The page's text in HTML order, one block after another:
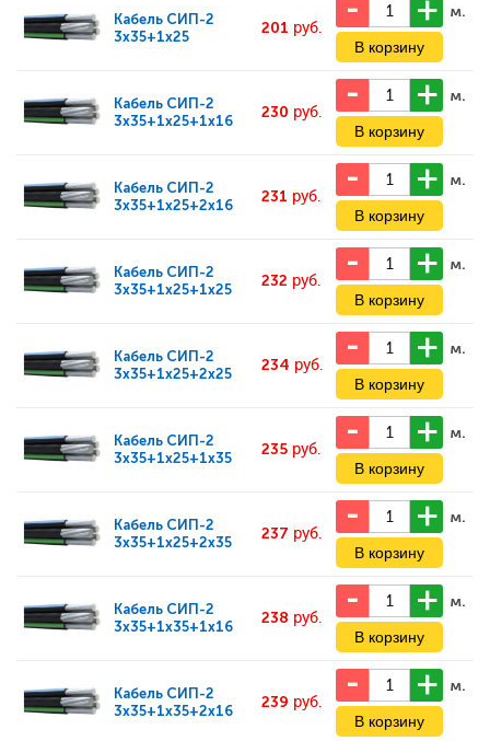
Кабель СИП-2
3x35+1x25
201 руб.
м.
Кабель СИП-2
3x35+1x25+1x16
230 руб.
м.
Кабель СИП-2
3x35+1x25+2x16
231 руб.
м.
Кабель СИП-2
3x35+1x25+1x25
232 руб.
м.
Кабель СИП-2
3x35+1x25+2x25
234 руб.
м.
Кабель СИП-2
3x35+1x25+1x35
235 руб.
м.
Кабель СИП-2
3x35+1x25+2x35
237 руб.
м.
Кабель СИП-2
3x35+1x35+1x16
238 руб.
м.
Кабель СИП-2
3x35+1x35+2x16
239 руб.
м.